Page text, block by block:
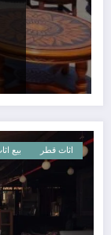
اثاث قطر بيع